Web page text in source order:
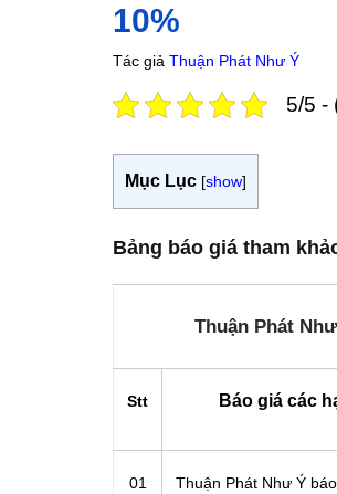
10%
Tác giả Thuận Phát Như Ý
5/5 -
Mục Lục [show]
Bảng báo giá tham
Thuận Phát
Stt Báo giá các
01 Thuận Phát Như Ý